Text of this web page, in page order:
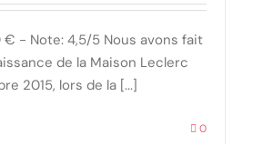
€ - Note: 4,5/5 Nous avons fait
de la Maison Leclerc
2015, lors de la [...]
0